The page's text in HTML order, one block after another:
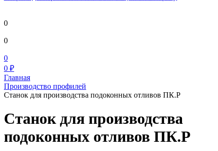
0
0
0
0 ₽
Главная
Производство профилей
Станок для производства подоконных отливов ПК.Р
Станок для производства
подоконных отливов ПК.Р